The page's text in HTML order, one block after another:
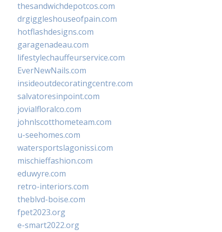
thesandwichdepotcos.com
drgiggleshouseofpain.com
hotflashdesigns.com
garagenadeau.com
lifestylechauffeurservice.com
EverNewNails.com
insideoutdecoratingcentre.com
salvatoresinpoint.com
jovialfloralco.com
johnlscotthometeam.com
u-seehomes.com
watersportslagonissi.com
mischieffashion.com
eduwyre.com
retro-interiors.com
theblvd-boise.com
fpet2023.org
e-smart2022.org